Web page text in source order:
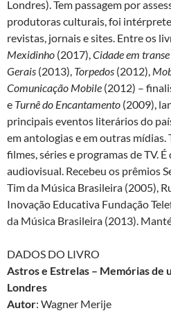
Londres). Tem passagem por
produtoras culturais, foi
revistas, jornais e sites. Entre os
Mexidinho (2017),Cidade em transe
Gerais (2013), Torpedos (2012),
Comunicação Mobile (2012) –
e Turnê do Encantamento (2009),
principais eventos literários do
em antologias e em outras mídias.
filmes, séries e programas de TV.
audiovisual. Recebeu os prêmios
Tim da Música Brasileira (2005),
Inovação Educativa Fundação
da Música Brasileira (2013)­­­­.
DADOS DO LIVRO
Astros e Estrelas – Memórias de
Londres
Autor: Wagner Merije